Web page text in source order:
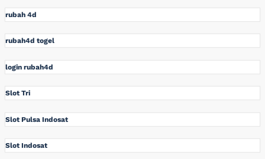
rubah 4d
rubah4d togel
login rubah4d
Slot Tri
Slot Pulsa Indosat
Slot Indosat